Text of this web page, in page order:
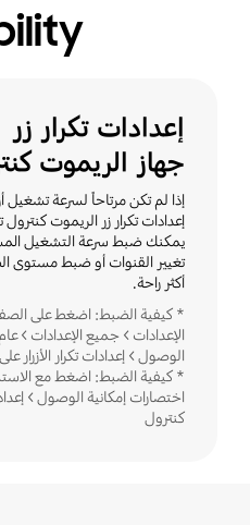
إعدادات تكرار زر
جهاز الريموت
إذا لم تكن مرتاحاً لسرعة تشغيل
إعدادات تكرار زر الريموت
يمكنك ضبط سرعة التشغيل
تغيير القنوات أو ضبط مستوى
أكثر راحة.
* كيفية الضبط: اضغط على
الإعدادات > جميع الإعدادات >
الوصول > إعدادات تكرار الأزرار
* كيفية الضبط: اضغط مع
اختصارات إمكانية الوصول >
كنترول